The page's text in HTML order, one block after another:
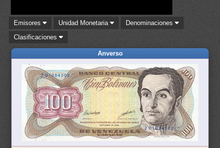
Emisores Unidad Monetaria
Denominaciones
Clasificaciones
Anverso